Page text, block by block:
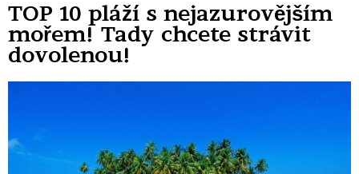
TOP 10 pláží s nejazurovějším
mořem! Tady chcete strávit
dovolenou!